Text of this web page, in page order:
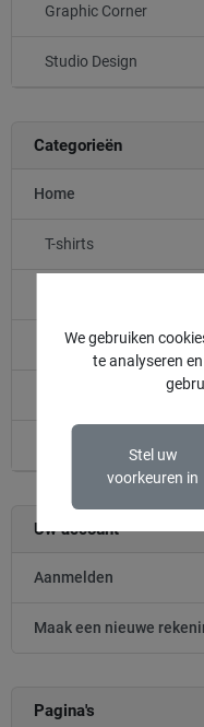
Graphic Corner
Studio Design
Categorieën
Home
T-shirts
Entraînement
Uw account
Aanmelden
Maak een nieuwe
Pagina's
We gebruiken
te analyseren
Stel uw
voorkeuren in